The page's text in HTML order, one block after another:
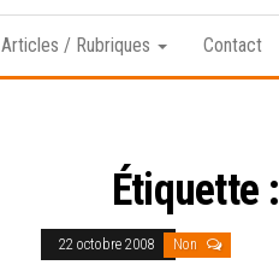
Articles / Rubriques Contact
Étiquette :
22 octobre 2008 Non